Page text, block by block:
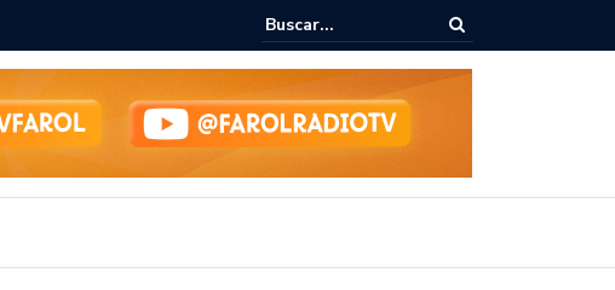
Câmara dialoga com UFAL e Faculdade de Coimbra sobre parcerias para
Legislativo